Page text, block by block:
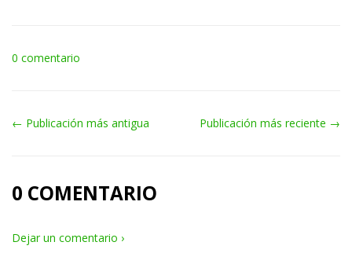
0 comentario
← Publicación más antigua Publicación más reciente →
0 COMENTARIO
Dejar un comentario ›